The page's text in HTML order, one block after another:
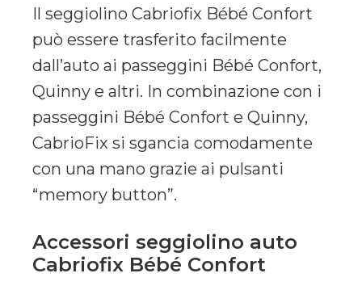
Il seggiolino Cabriofix Bébé Confort
può essere trasferito facilmente
dall’auto ai passeggini Bébé Confort,
Quinny e altri. In combinazione con i
passeggini Bébé Confort e Quinny,
CabrioFix si sgancia comodamente
con una mano grazie ai pulsanti
“memory button”.
Accessori seggiolino auto
Cabriofix Bébé Confort